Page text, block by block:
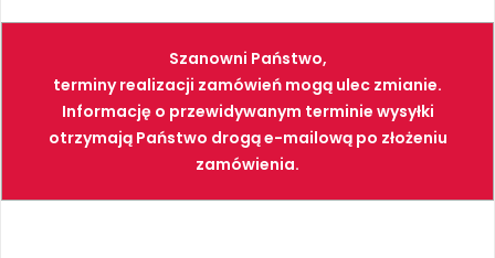
NARZĘDZIA SPAWALNICTWO
FARBY PNEUMATYKA
Szanowni Państwo,
terminy realizacji zamówień mogą ulec zmianie.
Informację o przewidywanym terminie wysyłki
otrzymają Państwo drogą e-mailową po złożeniu
zamówienia.